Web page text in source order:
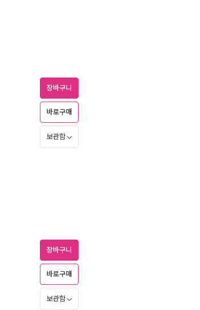
장바구니
바로구매
보관함
장바구니
바로구매
보관함